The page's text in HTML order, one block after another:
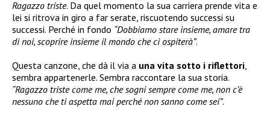
Ragazzo triste. Da quel momento la sua carriera prende vita e
lei si ritrova in giro a far serate, riscuotendo successi su
successi. Perché in fondo “Dobbiamo stare insieme, amare tra
di noi, scoprire insieme il mondo che ci ospiterà”.
Questa canzone, che dà il via a una vita sotto i riflettori
sembra appartenerle. Sembra raccontare la sua storia.
“Ragazzo triste come me, che sogni sempre come me, non c’è
nessuno che ti aspetta mai perché non sanno come sei”.